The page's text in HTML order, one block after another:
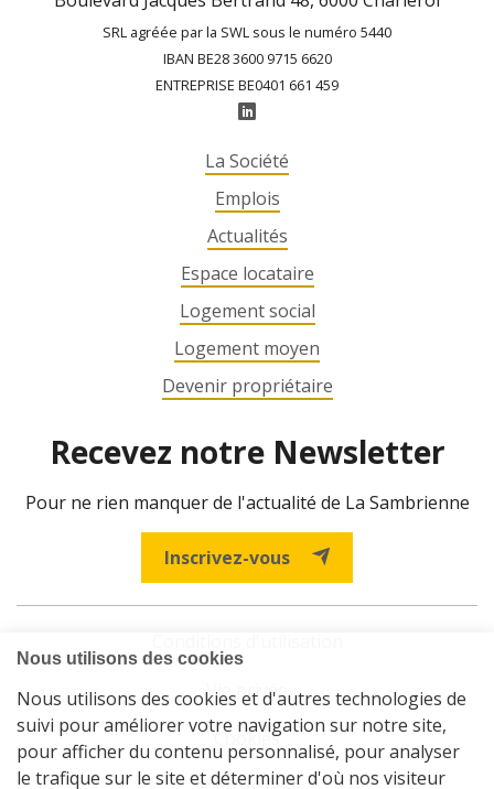
SRL agréée par la SWL sous le numéro 5440
IBAN BE28 3600 9715 6620
ENTREPRISE BE0401 661 459
La Société
Emplois
Actualités
Espace locataire
Logement social
Logement moyen
Devenir propriétaire
Recevez notre Newsletter
Pour ne rien manquer de l'actualité de La Sambrienne
Inscrivez-vous
Vie privée
Cookies